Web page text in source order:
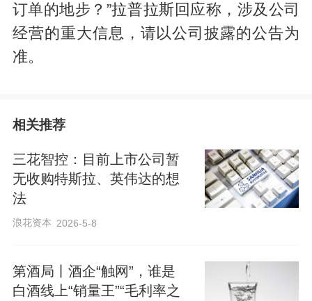
订单的地步？”拉普拉斯回应称，涉及公司
经营的重大信息，请以公司披露的公告为
准。
相关推荐
三花智控：目前上市公司暂
无收购特斯拉、英伟达的想
法
浪花资本 2026-5-8
第酒局丨酒企“触网”，谁是
白酒线上“销量王”“毛利率之